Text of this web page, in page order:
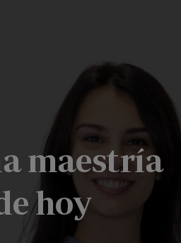
maestría
hoy